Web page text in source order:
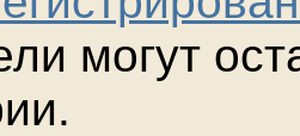
могут